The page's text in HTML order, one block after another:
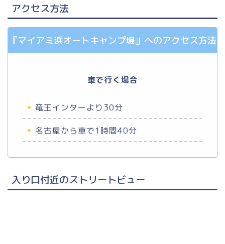
アクセス方法
『マイアミ浜オートキャンプ場』へのアクセス方法
車で行く場合
竜王インターより30分
名古屋から車で1時間40分
入り口付近のストリートビュー